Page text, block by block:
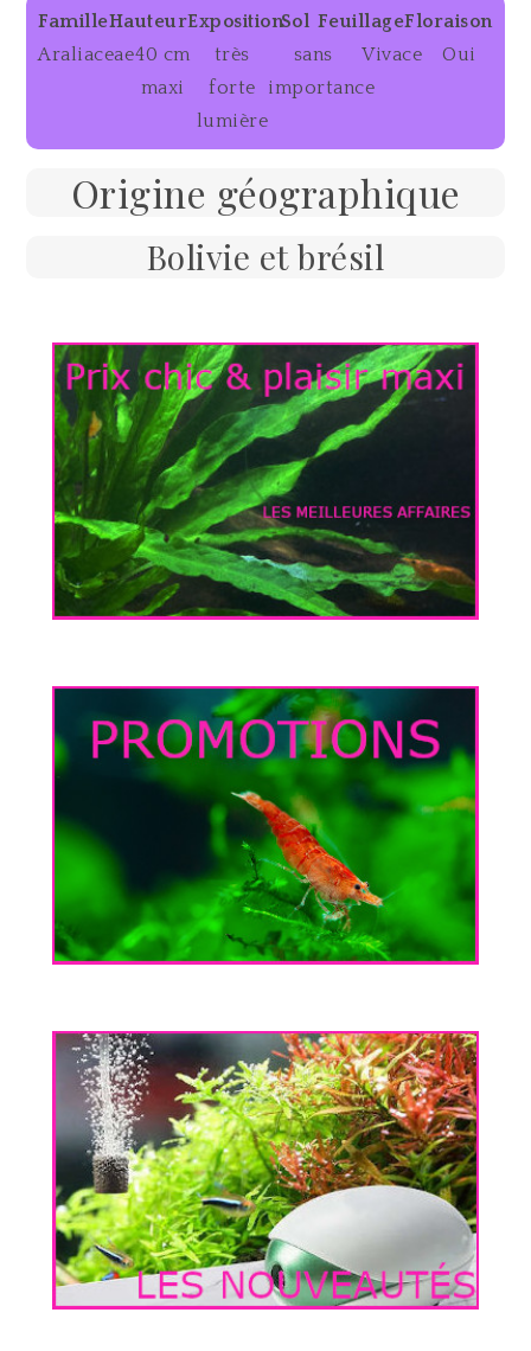
FamilleHauteurExpositionSol FeuillageFloraison
Araliaceae40 cm
maxi
très
forte
lumière
sans
importance
Vivace Oui
Origine géographique
Bolivie et brésil